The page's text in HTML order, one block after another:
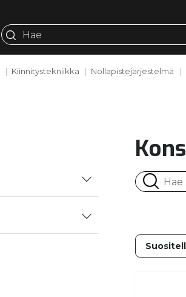
Kiinnitystekniikka Nollapistejärjestelmä